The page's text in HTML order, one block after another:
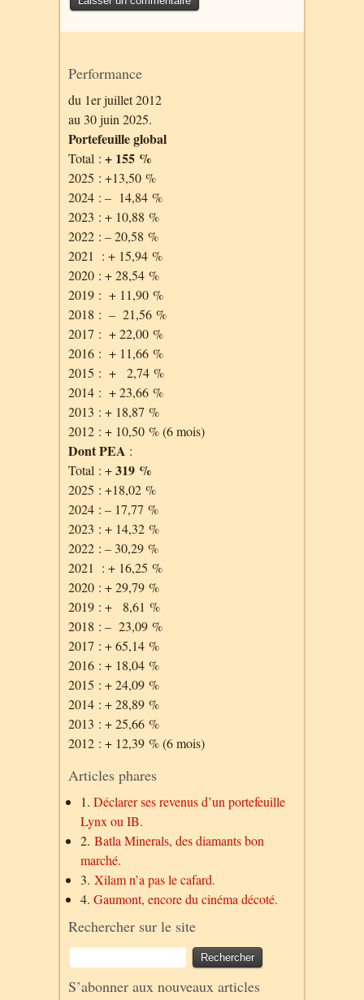
Performance
du 1er juillet 2012
au 30 juin 2025.
Portefeuille global
Total : + 155 %
2025 : +13,50 %
2024 : – 14,84 %
2023 : + 10,88 %
2022 : – 20,58 %
2021 : + 15,94 %
2020 : + 28,54 %
2019 : + 11,90 %
2018 : – 21,56 %
2017 : + 22,00 %
2016 : + 11,66 %
2015 : + 2,74 %
2014 : + 23,66 %
2013 : + 18,87 %
2012 : + 10,50 % (6 mois)
Dont PEA :
Total : +319 %
2025 : +18,02 %
2024 : – 17,77 %
2023 : + 14,32 %
2022 : – 30,29 %
2021 : + 16,25 %
2020 : + 29,79 %
2019 : + 8,61 %
2018 : – 23,09 %
2017 : + 65,14 %
2016 : + 18,04 %
2015 : + 24,09 %
2014 : + 28,89 %
2013 : + 25,66 %
2012 : + 12,39 % (6 mois)
Articles phares
1. Déclarer ses revenus d’un portefeuille
Lynx ou IB.
2. Batla Minerals, des diamants bon
marché.
3. Xilam n’a pas le cafard.
4. Gaumont, encore du cinéma décoté.
Rechercher sur le site
S’abonner aux nouveaux articles